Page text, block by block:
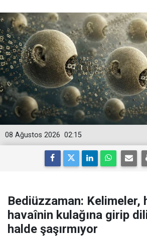
02:15
08 Ağustos 2026
Bediüzzaman: Kelimeler,
havaînin kulağına girip
halde şaşırmıyor